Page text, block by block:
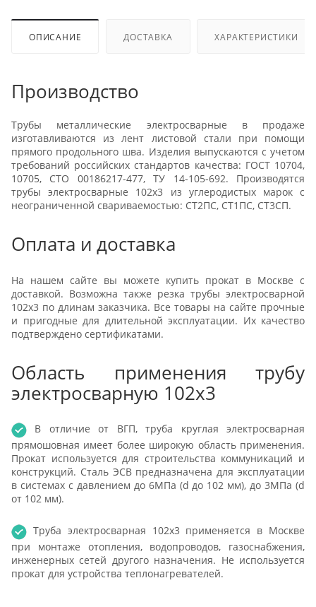
ОПИСАНИЕ ДОСТАВКА ХАРАКТЕРИСТИКИ
Производство
Трубы металлические электросварные в продаже
изготавливаются из лент листовой стали при помощи
прямого продольного шва. Изделия выпускаются с учетом
требований российских стандартов качества: ГОСТ 10704,
10705, СТО 00186217-477, ТУ 14-105-692. Производятся
трубы электросварные 102x3 из углеродистых марок с
неограниченной свариваемостью: СТ2ПС, СТ1ПС, СТ3СП.
Оплата и доставка
На нашем сайте вы можете купить прокат в Москве с
доставкой. Возможна также резка трубы электросварной
102x3 по длинам заказчика. Все товары на сайте прочные
и пригодные для длительной эксплуатации. Их качество
подтверждено сертификатами.
Область применения трубу
электросварную 102x3
В отличие от ВГП, труба круглая электросварная
прямошовная имеет более широкую область применения.
Прокат используется для строительства коммуникаций и
конструкций. Сталь ЭСВ предназначена для эксплуатации
в системах с давлением до 6МПа (d до 102 мм), до 3МПа (d
от 102 мм).
Труба электросварная 102x3 применяется в Москве
при монтаже отопления, водопроводов, газоснабжения,
инженерных сетей другого назначения. Не используется
прокат для устройства теплонагревателей.